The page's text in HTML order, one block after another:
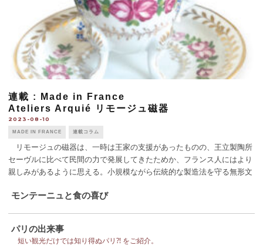
連載 : Made in France
Ateliers Arquié リモージュ磁器
2023-08-10
MADE IN FRANCE 連載コラム
リモージュの磁器は、一時は王家の支援があったものの、王立製陶所
セーヴルに比べて民間の力で発展してきたためか、フランス人にはより
親しみがあるように思える。小規模ながら伝統的な製造法を守る無形文
ある石造りの堂々たる [...]
モンテーニュと食の喜び
パリの出来事
短い観光だけでは知り得ぬパリ⁈ をご紹介。